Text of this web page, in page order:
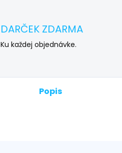
DARČEK ZDARMA
Ku každej objednávke.
Popis